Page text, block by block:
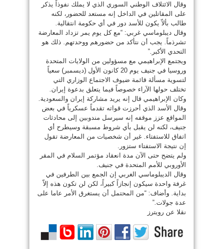
وقال الائتلاف الوطني السوري الذي لا يملك نفوذاً يذكر
على المقاتلين في الداخل إنه مستعد للحضور، لكنه
طالب بألاّ يكون للأسد دور في أي حكومة انتقالية.
وقال ديبلوماسي غربي: “مع كل يوم يمر تزداد المعارضة
تشرذماً. يجب أن نتأكد من حضورهم ووحدتهم. ذلك هو
التحدي الأكبر.”
ويجتمع الإبراهيمي مع مسؤولين من الولايات المتحدة
وروسيا في جنيف يوم 20 كانون الأول (ديسمبر) سعياً
لتسوية مسألة قائمة ضيوف الاجتماع الوزاري التي
تختلف حولها الآراء خصوصاً فيما يتعلق بدعوة إيران.
وكان الإبراهيمي قال إنه يريد مشاركة إيران والسعودية.
وقال الأسد الذي أحرزت قواته تقدماً عسكرياً في بعض
المواقع عزز موقفه إنه سيرسل مندوبين إلى محادثات
جنيف، لكنه لن يقبل بأي شروط مسبقة وسيطرح أي
اتفاق للاستفتاء. غير أن شخصيات من المعارضة تقول
إن نتيجة الاستفتاء ستزور.
ولم يتضح حتى الآن مدة انعقاد مؤتمر السلام في المقر
الأوروبي للأمم المتحدة في جنيف.
وقال الديبلوماسي الغربي إن الجمع بين الطرفين في
غرفة واحدة سيكون إنجازاً كبيراً، لكن لن تكون هذه إلاّ
بداية. وأضاف: “من المحتمل أن يستغرق الأمر عاما على
عدة جولات.”
نقلا عن رويترز